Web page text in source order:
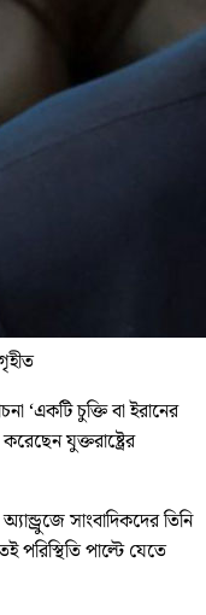
‘একটি চুক্তি বা ইরানের
যুক্তরাষ্ট্রের
সাংবাদিকদের তিনি
পাল্টে যেতে